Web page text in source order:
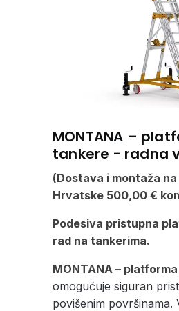
MONTANA –
tankere - radna
(Dostava i montaža
Hrvatske 500,00 €
Podesiva pristupna
rad na tankerima.
MONTANA –
omogućuje siguran
povišenim površinama.